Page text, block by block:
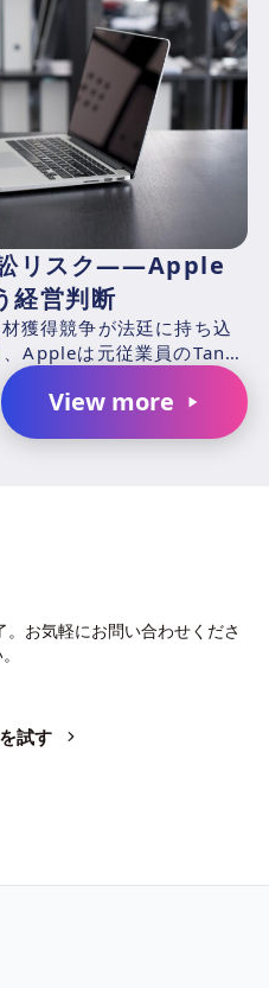
リスク――Apple
経営判断
獲得競争が法廷に持ち込
Appleは元従業員のTang
View more
お気軽にお問い合わせくださ
試す